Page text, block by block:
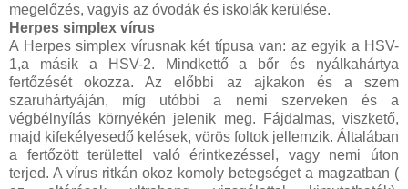
megelőzés, vagyis az óvodák és iskolák kerülése.
Herpes simplex vírus
A Herpes simplex vírusnak két típusa van: az egyik a HSV-
1,a másik a HSV-2. Mindkettő a bőr és nyálkahártya
fertőzését okozza. Az előbbi az ajkakon és a szem
szaruhártyáján, míg utóbbi a nemi szerveken és a
végbélnyílás környékén jelenik meg. Fájdalmas, viszkető,
majd kifekélyesedő kelések, vörös foltok jellemzik. Általában
a fertőzött területtel való érintkezéssel, vagy nemi úton
terjed. A vírus ritkán okoz komoly betegséget a magzatban (